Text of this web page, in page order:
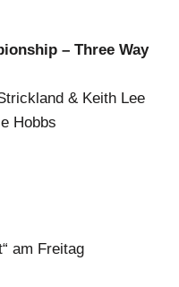
– Three Way
& Keith Lee
Hobbs
am Freitag